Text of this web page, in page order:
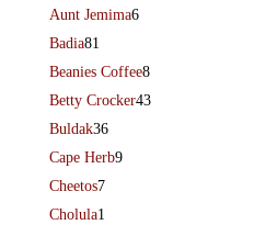
Aunt Jemima6
Badia81
Beanies Coffee8
Betty Crocker43
Buldak36
Cape Herb9
Cheetos7
Cholula1